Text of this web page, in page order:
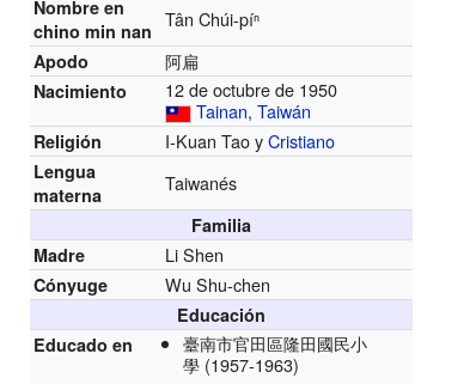
Nombre en
chino min nan
Tân Chúi-píⁿ
Apodo 阿扁
Nacimiento
12 de octubre de 1950
Tainan,Taiwán
Religión I-Kuan Tao yCristiano
Lengua
materna
Taiwanés
Familia
Madre
Li Shen
Cónyuge Wu Shu-chen
Educación
Educado en
臺南市官田區隆田國民小
學 (1957-1963)